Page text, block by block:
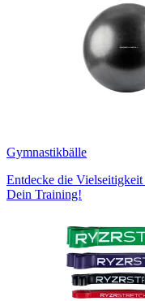
Gymnastikbälle
Entdecke die
Dein Training!